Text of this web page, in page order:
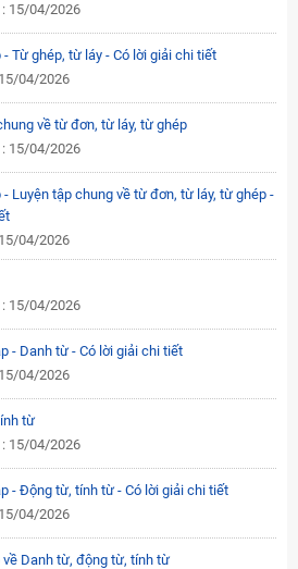
15/04/2026
- Từ ghép, từ láy - Có lời giải chi tiết
04/2026
về từ đơn, từ láy, từ ghép
15/04/2026
- Luyện tập chung về từ đơn, từ láy, từ ghép -
04/2026
15/04/2026
- Danh từ - Có lời giải chi tiết
04/2026
từ
15/04/2026
- Động từ, tính từ - Có lời giải chi tiết
04/2026
về Danh từ, động từ, tính từ